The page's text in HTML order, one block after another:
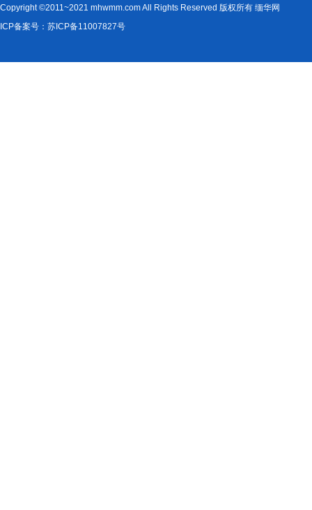
Copyright ©2011~2021 mhwmm.com All Rights Reserved 版权所有 缅华网
ICP备案号：苏ICP备11007827号